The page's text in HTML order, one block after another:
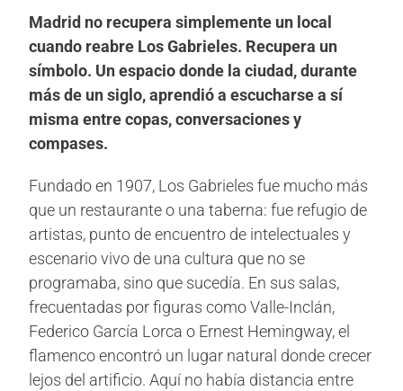
Madrid no recupera simplemente un local
cuando reabre Los Gabrieles. Recupera un
símbolo. Un espacio donde la ciudad, durante
más de un siglo, aprendió a escucharse a sí
misma entre copas, conversaciones y
compases.
Fundado en 1907, Los Gabrieles fue mucho más
que un restaurante o una taberna: fue refugio de
artistas, punto de encuentro de intelectuales y
escenario vivo de una cultura que no se
programaba, sino que sucedía. En sus salas,
frecuentadas por figuras como Valle-Inclán,
Federico García Lorca o Ernest Hemingway, el
flamenco encontró un lugar natural donde crecer
lejos del artificio. Aquí no había distancia entre